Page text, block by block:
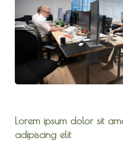
Lorem ipsum dolor sit
adipiscing elit